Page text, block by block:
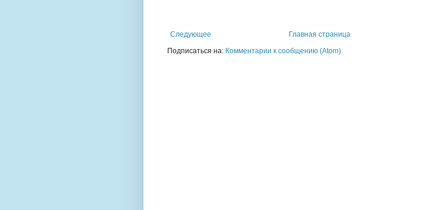
Следующее
Главная страница
Подписаться на: Комментарии к сообщению (Atom)